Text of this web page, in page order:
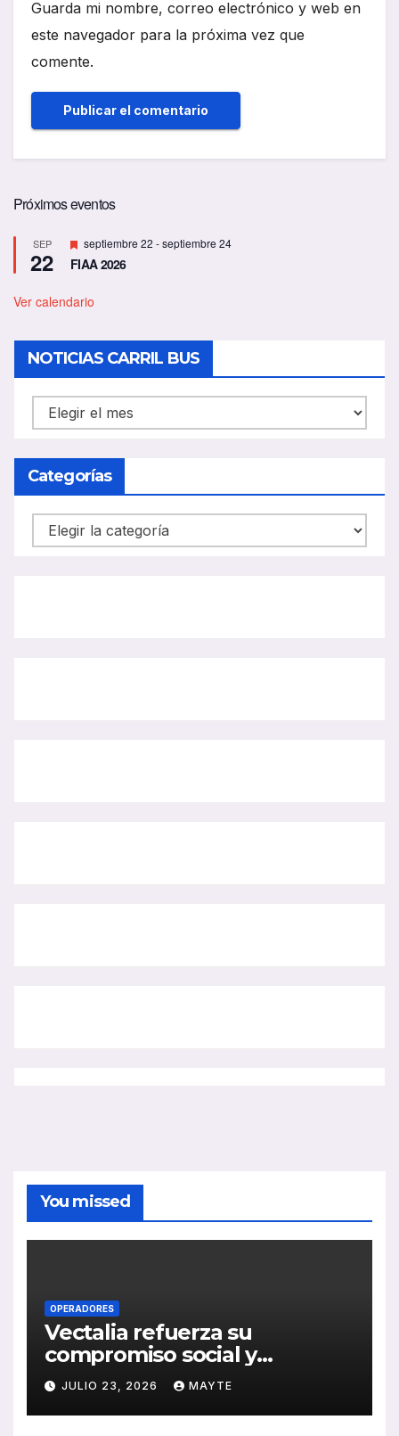
Guarda mi nombre, correo electrónico y web en
este navegador para la próxima vez que
comente.
Próximos eventos
SEP
22
D
e
s
a
d
o
septiembre 22 -septiembre 24
FIAA 2026
Ver calendario
NOTICIAS CARRIL BUS
NOTICIAS
CARRIL
BUS
Categorías
Categorías
You missed
OPERADORES
Vectalia refuerza su
compromiso social y
medioambiental con la
publicación de su Memoria
de RSC 2025
JULIO 23, 2026 MAYTE